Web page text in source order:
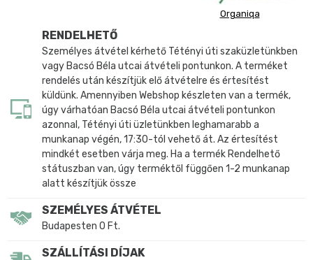
Organiqa
RENDELHETŐ
Személyes átvétel kérhető Tétényi úti szaküzletünkben
vagy Bacsó Béla utcai átvételi pontunkon. A terméket
rendelés után készítjük elő átvételre és értesítést
küldünk. Amennyiben Webshop készleten van a termék,
úgy várhatóan Bacsó Béla utcai átvételi pontunkon
azonnal, Tétényi úti üzletünkben leghamarabb a
munkanap végén, 17:30-tól vehető át. Az értesítést
mindkét esetben várja meg. Ha a termék Rendelhető
státuszban van, úgy terméktől függően 1-2 munkanap
alatt készítjük össze
SZEMÉLYES ÁTVÉTEL
Budapesten 0 Ft.
SZÁLLÍTÁSI DÍJAK